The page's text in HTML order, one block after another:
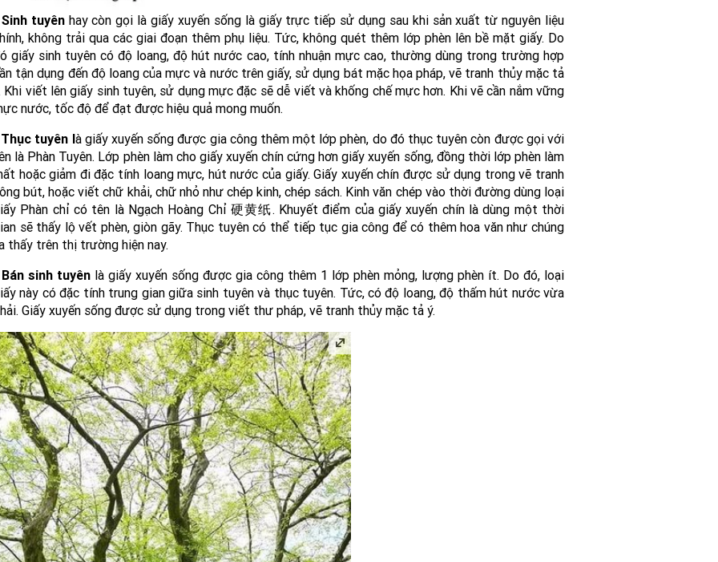
tuyên hay còn gọi là giấy xuyến sống là giấy trực tiếp sử dụng sau khi sản xuất từ nguyên liệu
không trải qua các giai đoạn thêm phụ liệu. Tức, không quét thêm lớp phèn lên bề mặt giấy. Do
giấy sinh tuyên có độ loang, độ hút nước cao, tính nhuận mực cao, thường dùng trong trường hợp
tận dụng đến độ loang của mực và nước trên giấy, sử dụng bát mặc họa pháp, vẽ tranh thủy mặc tả
Khi viết lên giấy sinh tuyên, sử dụng mực đặc sẽ dễ viết và khống chế mực hơn. Khi vẽ cần nắm vững
nước, tốc độ để đạt được hiệu quả mong muốn.
tuyên là giấy xuyến sống được gia công thêm một lớp phèn, do đó thục tuyên còn được gọi với
là Phàn Tuyên. Lớp phèn làm cho giấy xuyến chín cứng hơn giấy xuyến sống, đồng thời lớp phèn làm
hoặc giảm đi đặc tính loang mực, hút nước của giấy. Giấy xuyến chín được sử dụng trong vẽ tranh
bút, hoặc viết chữ khải, chữ nhỏ như chép kinh, chép sách. Kinh văn chép vào thời đường dùng loại
Phàn chỉ có tên là Ngạch Hoàng Chỉ 硬黄纸. Khuyết điểm của giấy xuyến chín là dùng một thời
sẽ thấy lộ vết phèn, giòn gãy. Thục tuyên có thể tiếp tục gia công để có thêm hoa văn như chúng
thấy trên thị trường hiện nay.
sinh tuyên là giấy xuyến sống được gia công thêm 1 lớp phèn mỏng, lượng phèn ít. Do đó, loại
này có đặc tính trung gian giữa sinh tuyên và thục tuyên. Tức, có độ loang, độ thấm hút nước vừa
Giấy xuyến sống được sử dụng trong viết thư pháp, vẽ tranh thủy mặc tả ý.